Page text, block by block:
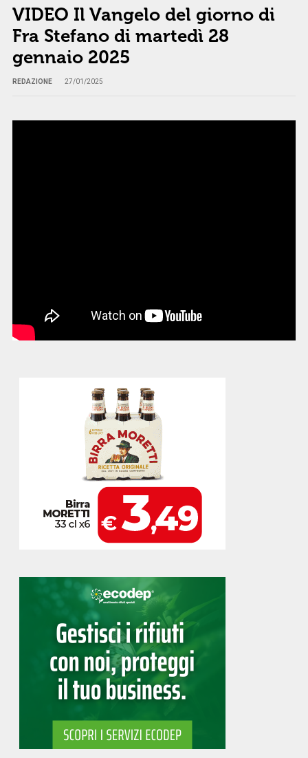
VIDEO Il Vangelo del giorno di
Fra Stefano di martedì 28
gennaio 2025
REDAZIONE 27/01/2025